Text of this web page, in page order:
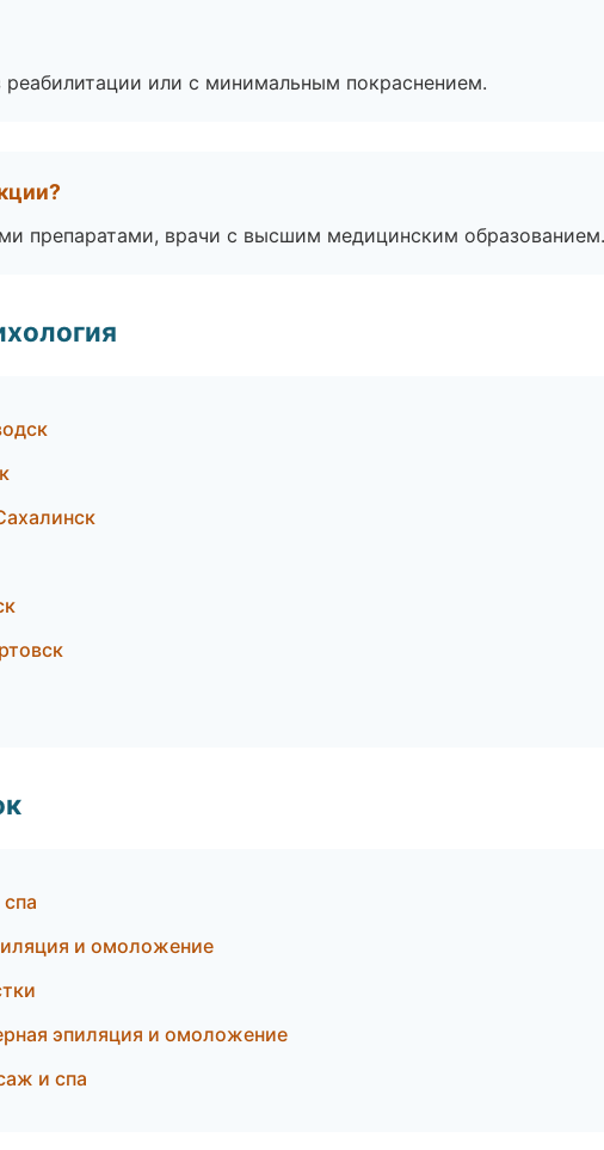
или с минимальным покраснением.
препаратами, врачи с высшим медицинским образованием.
и омоложение
эпиляция и омоложение
и спа